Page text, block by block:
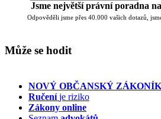
Jsme největší právní poradna
Odpověděli jsme přes 40.000 vašich dotazů,
Může se hodit
NOVÝ OBČANSKÝ ZÁKONÍK
Ručeníje riziko
Zákony online